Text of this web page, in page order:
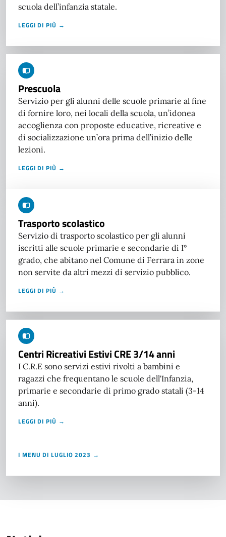
scuola dell’infanzia statale.
LEGGI DI PIÙ →
Prescuola
Servizio per gli alunni delle scuole primarie al fine
di fornire loro, nei locali della scuola, un’idonea
accoglienza con proposte educative, ricreative e
di socializzazione un’ora prima dell’inizio delle
lezioni.
LEGGI DI PIÙ →
Trasporto scolastico
Servizio di trasporto scolastico per gli alunni
iscritti alle scuole primarie e secondarie di I°
grado, che abitano nel Comune di Ferrara in zone
non servite da altri mezzi di servizio pubblico.
LEGGI DI PIÙ →
Centri Ricreativi Estivi CRE 3/14 anni
I C.R.E sono servizi estivi rivolti a bambini e
ragazzi che frequentano le scuole dell'Infanzia,
primarie e secondarie di primo grado statali (3-14
anni).
LEGGI DI PIÙ →
I MENU DI LUGLIO 2023 →